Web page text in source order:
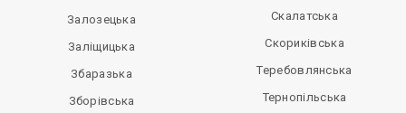
Залозецька
Заліщицька
Збаразька
Зборівська
Скалатська
Скориківська
Теребовлянська
Тернопільська